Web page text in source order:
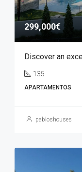
299,000€
135
APARTAMENTOS
pabloshouses